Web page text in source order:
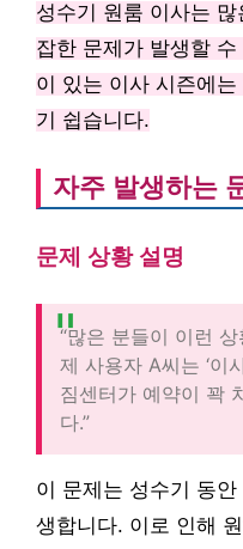
성수기 원룸 이사는
잡한 문제가 발생할
이 있는 이사 시즌에
기 쉽습니다.
자주 발생하는
문제 상황 설명
“많은 분들이 이런
제 사용자 A씨는 ‘이
짐센터가 예약이 꽉
다.”
이 문제는 성수기 동
생합니다. 이로 인해